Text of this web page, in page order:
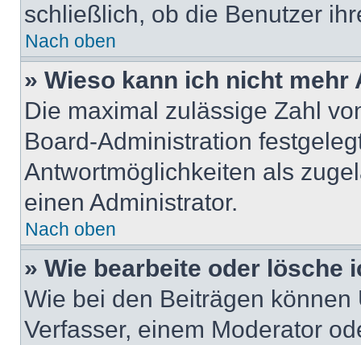
schließlich, ob die Benutzer
Nach oben
» Wieso kann ich nicht
Die maximal zulässige Zahl
Board-Administration
Antwortmöglichkeiten als
einen Administrator.
Nach oben
» Wie bearbeite oder lösche
Wie bei den Beiträgen
Verfasser, einem Moderator